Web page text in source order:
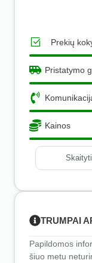
Prekių
Pristatymo
Kainos
Skaityti
TRUMPAI
Papildomos
šiuo metu